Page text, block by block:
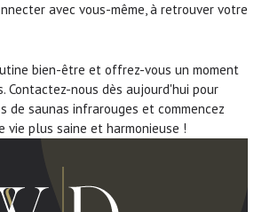
avec vous-même, à retrouver votre
bien-être et offrez-vous un moment
Contactez-nous dès aujourd'hui pour
de saunas infrarouges et commencez
vie plus saine et harmonieuse !